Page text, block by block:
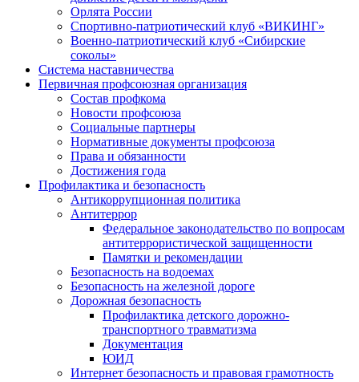
Орлята России
Спортивно-патриотический клуб «ВИКИНГ»
Военно-патриотический клуб «Сибирские
соколы»
Система наставничества
Первичная профсоюзная организация
Состав профкома
Новости профсоюза
Социальные партнеры
Нормативные документы профсоюза
Права и обязанности
Достижения года
Профилактика и безопасность
Антикоррупционная политика
Антитеррор
Федеральное законодательство по вопросам
антитеррористической защищенности
Памятки и рекомендации
Безопасность на водоемах
Безопасность на железной дороге
Дорожная безопасность
Профилактика детского дорожно-
транспортного травматизма
Документация
ЮИД
Интернет безопасность и правовая грамотность